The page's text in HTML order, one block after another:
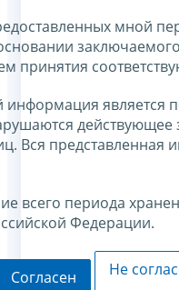
мной
принятия
является
действующее
Вся
всего периода
Федерации.
Согласен Не